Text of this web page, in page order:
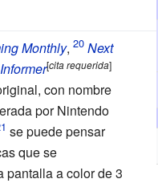
Monthly,
Next
[citarequerida]
con nombre
por Nintendo
se puede pensar
que se
pantalla a color de 3